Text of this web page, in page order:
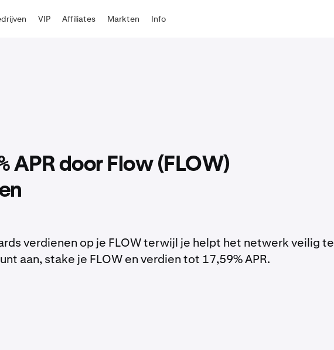
VIP Affiliates Markten Info
APR door Flow (FLOW)
verdienen op je FLOW terwijl je helpt het netwerk veilig te
aan, stake je FLOW en verdien tot 17,59% APR.